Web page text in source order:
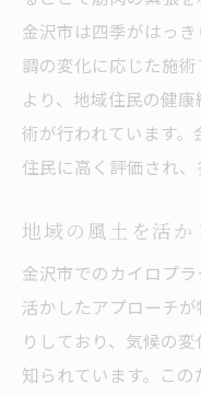
金沢市は四季がはっ
調の変化に応じた施
より、地域住民の健
術が行われています
住民に高く評価され、
地域の風土を活
金沢市でのカイロプ
活かしたアプローチ
りしており、気候の
知られています。こ